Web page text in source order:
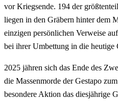
vor Kriegsende. 194 der
liegen in den Gräbern hinter dem
einzigen persönlichen Verweise
bei ihrer Umbettung in die heutige
2025 jähren sich das Ende des
die Massenmorde der Gestapo
besondere Aktion das diesjährige